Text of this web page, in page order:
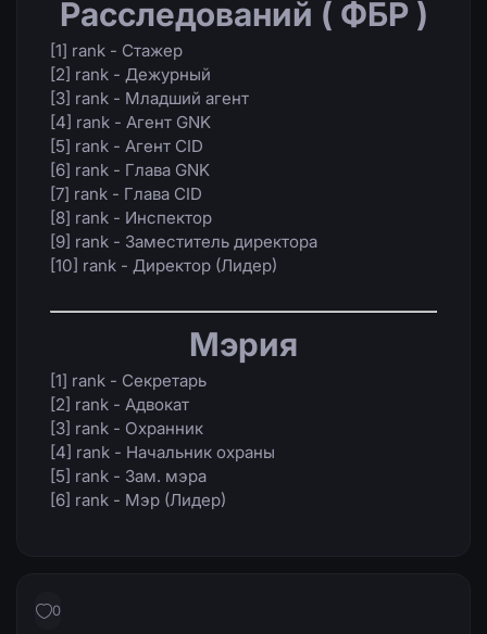
Расследований ( ФБР )
[1] rank - Стажер
[2] rank - Дежурный
[3] rank - Младший агент
[4] rank - Агент GNK
[5] rank - Агент CID
[6] rank - Глава GNK
[7] rank - Глава CID
[8] rank - Инспектор
[9] rank - Заместитель директора
[10] rank - Директор (Лидер)
Мэрия
[1] rank - Секретарь
[2] rank - Адвокат
[3] rank - Охранник
[4] rank - Начальник охраны
[5] rank - Зам. мэра
[6] rank - Мэр (Лидер)
0